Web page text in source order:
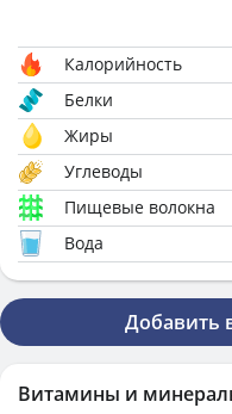
Калорийность
Белки
Жиры
Углеводы
Пищевые волокна
Вода
Добавить
Витамины и